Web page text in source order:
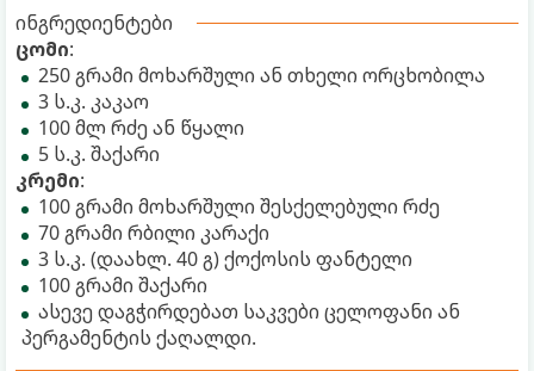
ინგრედიენტები
ცომი:
250 გრამი მოხარშული ან თხელი ორცხობილა
3 ს.კ. კაკაო
100 მლ რძე ან წყალი
5 ს.კ. შაქარი
კრემი:
100 გრამი მოხარშული შესქელებული რძე
70 გრამი რბილი კარაქი
3 ს.კ. (დაახლ. 40 გ) ქოქოსის ფანტელი
100 გრამი შაქარი
ასევე დაგჭირდებათ საკვები ცელოფანი ან
პერგამენტის ქაღალდი.